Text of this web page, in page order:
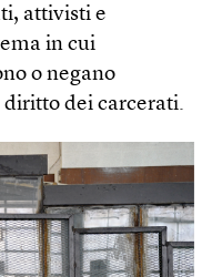
attivisti e
in cui
o negano
dei carcerati.